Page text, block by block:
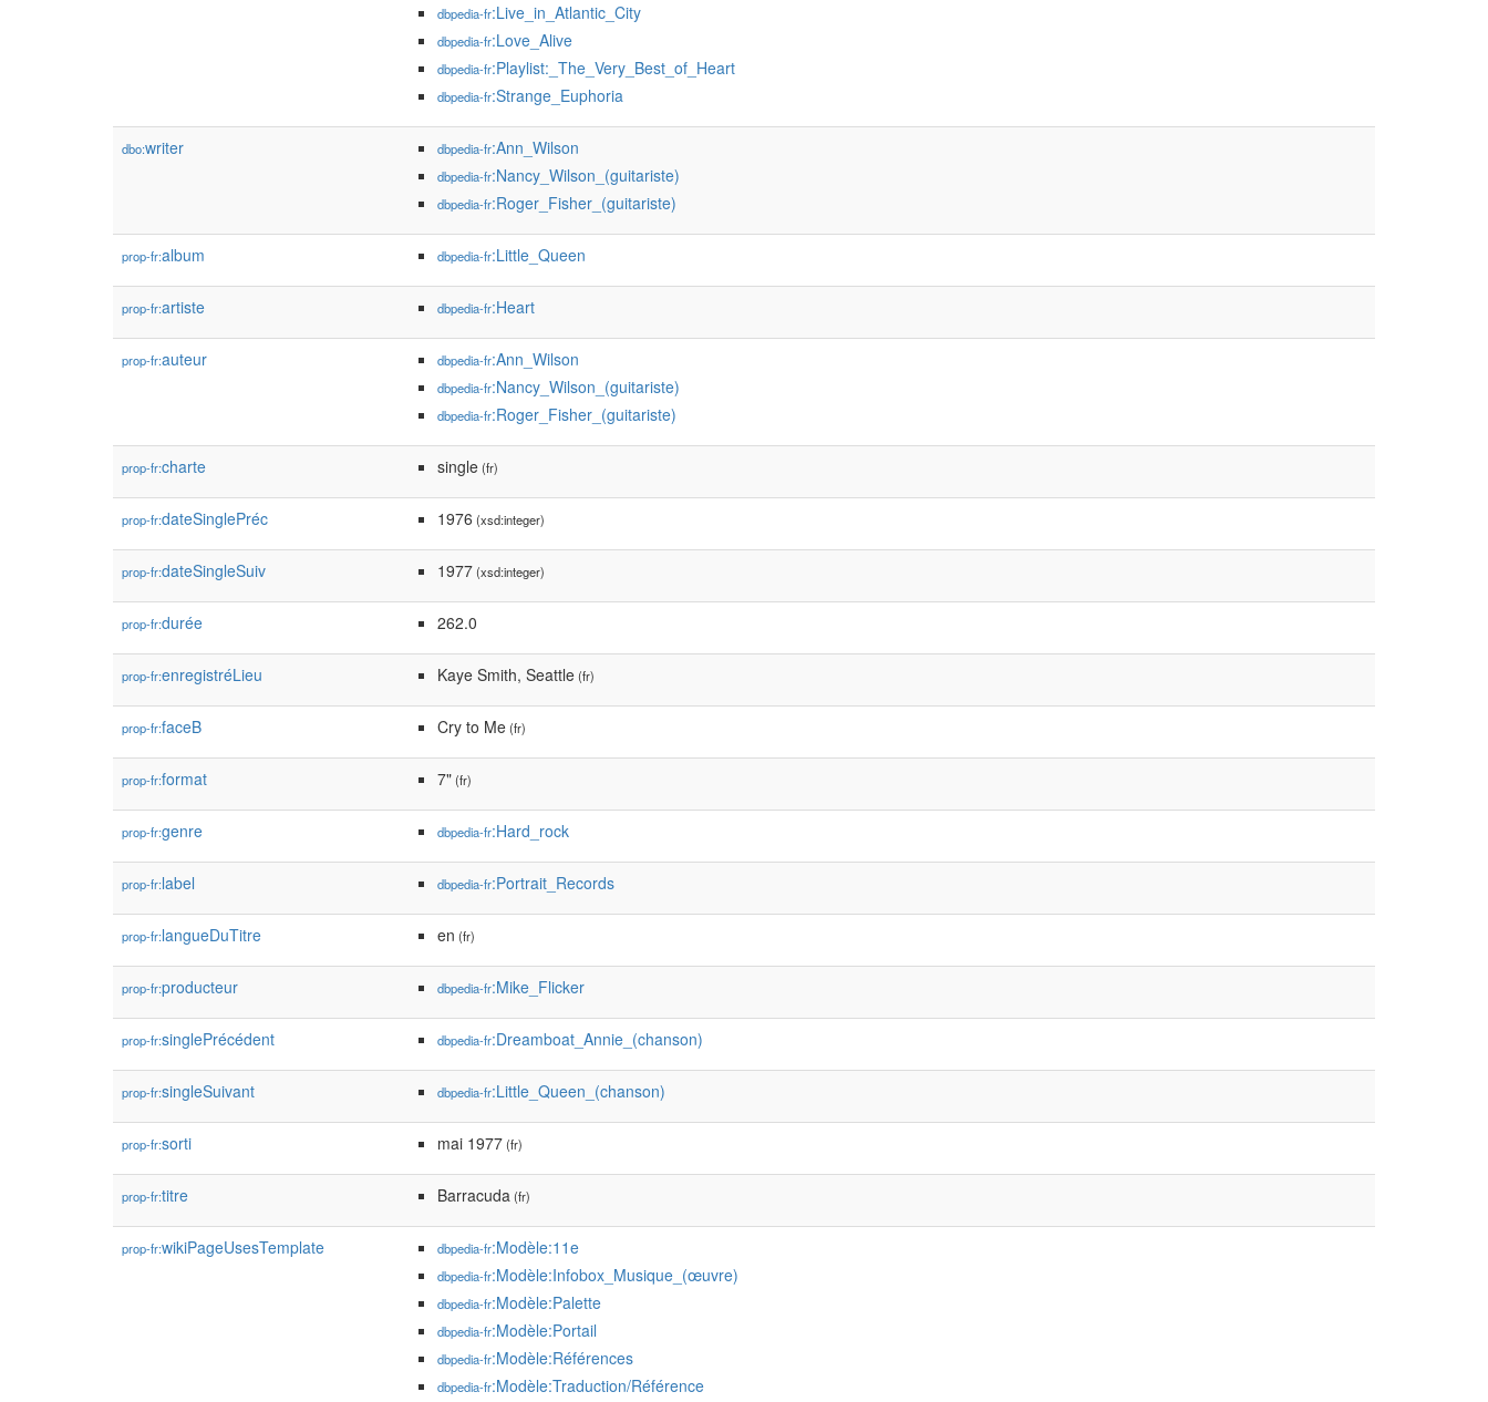
dbpedia-fr:Live_in_Atlantic_City
dbpedia-fr:Love_Alive
dbpedia-fr:Playlist:_The_Very_Best_of_Heart
dbpedia-fr:Strange_Euphoria
dbo:writer dbpedia-fr:Ann_Wilson
dbpedia-fr:Nancy_Wilson_(guitariste)
dbpedia-fr:Roger_Fisher_(guitariste)
prop-fr:album dbpedia-fr:Little_Queen
prop-fr:artiste dbpedia-fr:Heart
prop-fr:auteur dbpedia-fr:Ann_Wilson
dbpedia-fr:Nancy_Wilson_(guitariste)
dbpedia-fr:Roger_Fisher_(guitariste)
prop-fr:charte single(fr)
prop-fr:dateSinglePréc 1976 (xsd:integer)
prop-fr:dateSingleSuiv 1977(xsd:integer)
prop-fr:durée 262.0
prop-fr:enregistréLieu Kaye Smith, Seattle(fr)
prop-fr:faceB Cry to Me(fr)
prop-fr:format 7"(fr)
prop-fr:genre dbpedia-fr:Hard_rock
prop-fr:label dbpedia-fr:Portrait_Records
prop-fr:langueDuTitre en (fr)
prop-fr:producteur dbpedia-fr:Mike_Flicker
prop-fr:singlePrécédent dbpedia-fr:Dreamboat_Annie_(chanson)
prop-fr:singleSuivant dbpedia-fr:Little_Queen_(chanson)
prop-fr:sorti mai 1977(fr)
prop-fr:titre Barracuda(fr)
prop-fr:wikiPageUsesTemplate dbpedia-fr:Modèle:11e
dbpedia-fr:Modèle:Infobox_Musique_(œuvre)
dbpedia-fr:Modèle:Palette
dbpedia-fr:Modèle:Portail
dbpedia-fr:Modèle:Références
dbpedia-fr:Modèle:Traduction/Référence